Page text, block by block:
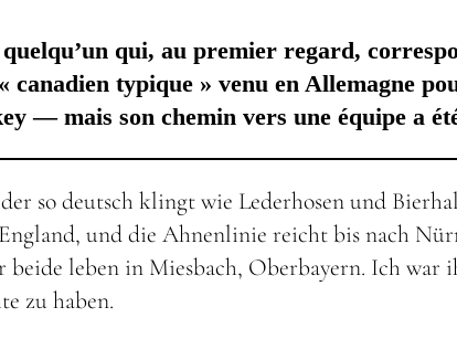
qui, au premier regard,
canadien typique » venu en Allemagne
— mais son chemin vers une équipe a
so deutsch klingt wie Lederhosen und
und die Ahnenlinie reicht bis nach
leben in Miesbach, Oberbayern. Ich war
zu haben.